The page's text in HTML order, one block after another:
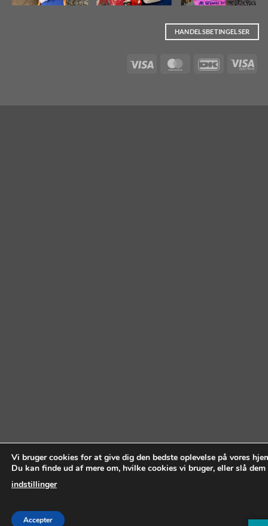
HANDELSBETINGELSER
Visa MasterCardDanKort
Vi bruger cookies for at give dig den bedste oplevelse på vores
Du kan finde ud af mere om, hvilke cookies vi bruger, eller slå
indstillinger
Accepter